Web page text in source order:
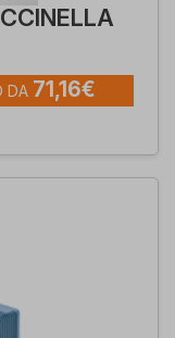
DA 71,16€